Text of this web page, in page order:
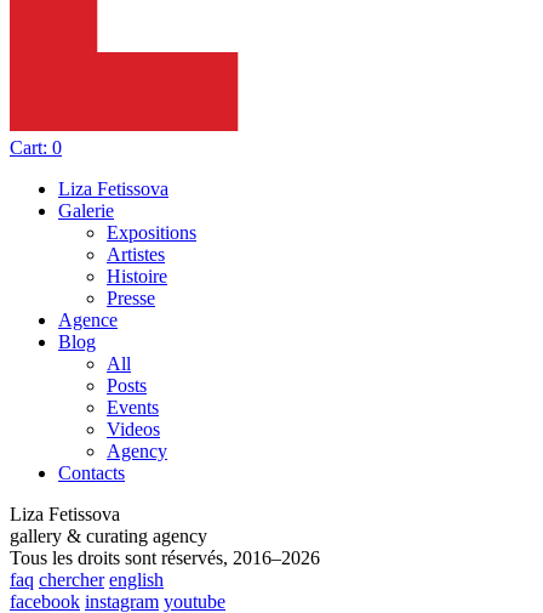
Cart: 0
Liza Fetissova
Galerie
Expositions
Artistes
Histoire
Presse
Agence
Blog
All
Posts
Events
Videos
Agency
Contacts
Liza Fetissova
gallery & curating agency
Tous les droits sont réservés, 2016–2026
faq chercher english
facebook instagram youtube